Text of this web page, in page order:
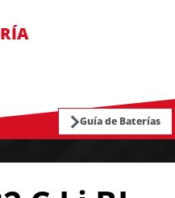
Guía de Baterías